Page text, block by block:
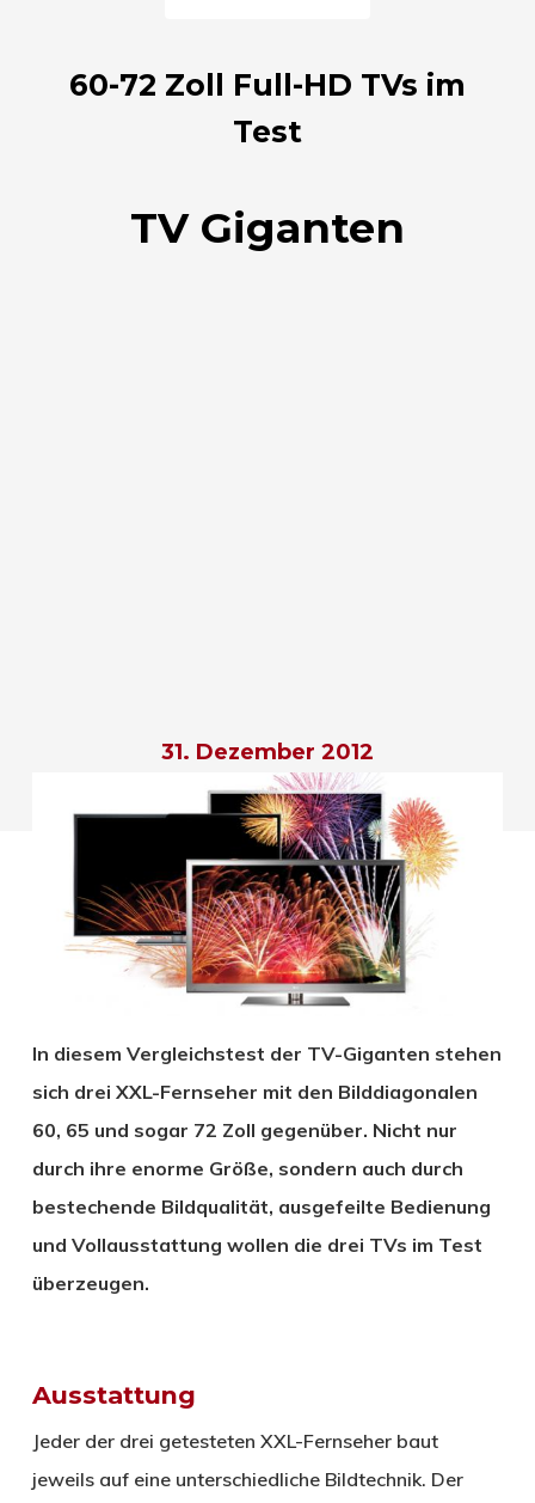
60-72 Zoll Full-HD TVs im
Test
TV Giganten
31. Dezember 2012
In diesem Vergleichstest der TV-Giganten stehen
sich drei XXL-Fernseher mit den Bilddiagonalen
60, 65 und sogar 72 Zoll gegenüber. Nicht nur
durch ihre enorme Größe, sondern auch durch
bestechende Bildqualität, ausgefeilte Bedienung
und Vollausstattung wollen die drei TVs im Test
überzeugen.
Ausstattung
Jeder der drei getesteten XXL-Fernseher baut
jeweils auf eine unterschiedliche Bildtechnik. Der